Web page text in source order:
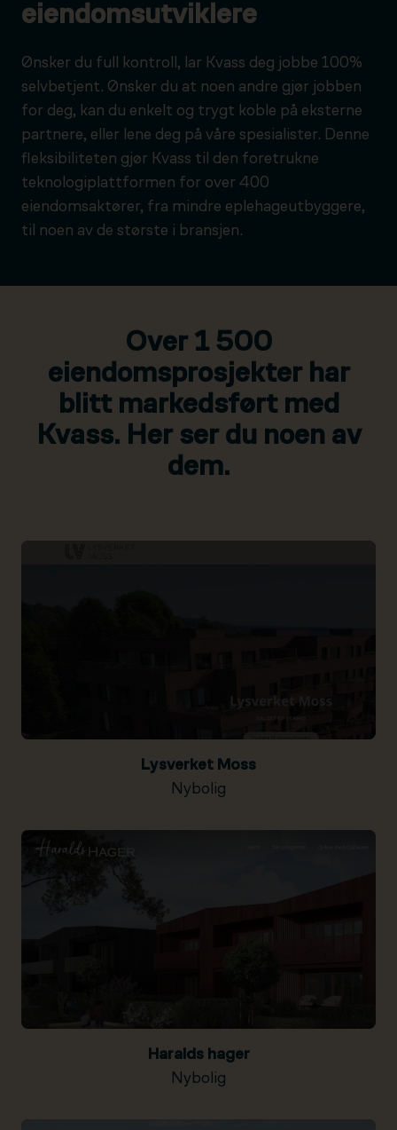
eiendomsutviklere
Ønsker du full kontroll, lar Kvass deg jobbe 100%
selvbetjent. Ønsker du at noen andre gjør jobben
for deg, kan du enkelt og trygt koble på eksterne
partnere, eller lene deg på våre spesialister. Denne
fleksibiliteten gjør Kvass til den foretrukne
teknologiplattformen for over 400
eiendomsaktører, fra mindre eplehageutbyggere,
til noen av de største i bransjen.
Over 1 500
eiendomsprosjekter har
blitt markedsført med
Kvass. Her ser du noen av
dem.
Lysverket Moss
Nybolig
Haralds hager
Nybolig